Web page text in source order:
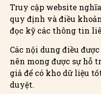
Truy cập website
quy định và điều
đọc kỹ các thông tin
Các nội dung điều
nên mong được sự hỗ
giả để có kho dữ liệu
duyệt.